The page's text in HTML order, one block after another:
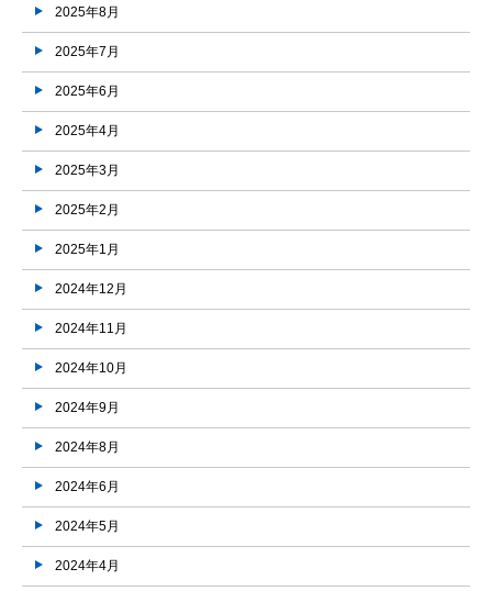
2025年8月
2025年7月
2025年6月
2025年4月
2025年3月
2025年2月
2025年1月
2024年12月
2024年11月
2024年10月
2024年9月
2024年8月
2024年6月
2024年5月
2024年4月